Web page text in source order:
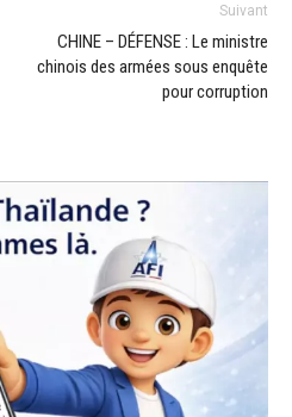
Suivant
CHINE – DÉFENSE : Le ministre
chinois des armées sous enquête
pour corruption